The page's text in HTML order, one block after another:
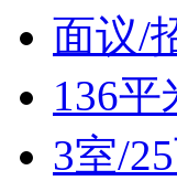
面议/
136
3室/